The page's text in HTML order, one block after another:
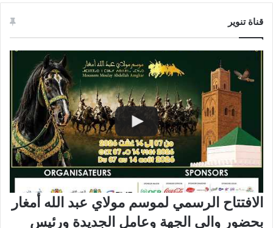
قناة تنوير
الافتتاح الرسمي لموسم مولاي عبد الله أمغار
بحضور والي الجهة وعامل الجديدة ورئيس